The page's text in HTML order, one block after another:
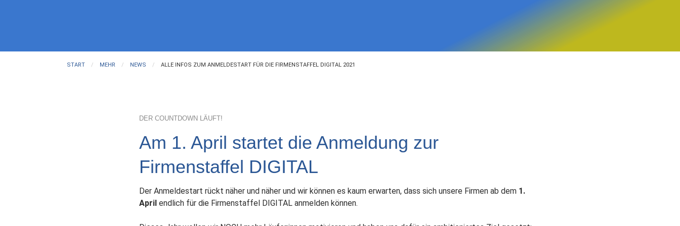
START MEHR NEWS ALLE INFOS ZUM ANMELDESTART FÜR DIE FIRMENSTAFFEL DIGITAL 2021
DER COUNTDOWN LÄUFT!
Am 1. April startet die Anmeldung zur
Firmenstaffel DIGITAL
Der Anmeldestart rückt näher und näher und wir können es kaum erwarten, dass sich unsere Firmen ab dem 1.
April endlich für die Firmenstaffel DIGITAL anmelden können.